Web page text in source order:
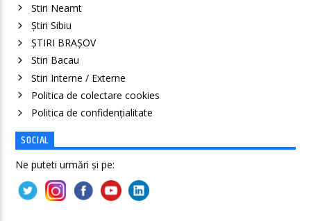
Stiri Neamt
Știri Sibiu
ȘTIRI BRAȘOV
Stiri Bacau
Stiri Interne / Externe
Politica de colectare cookies
Politica de confidenţialitate
SOCIAL
Ne puteti urmări și pe: